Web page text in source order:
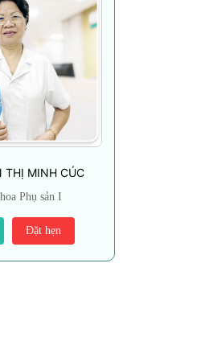
THỊ MINH CÚC
Phụ sản I
Đặt hẹn